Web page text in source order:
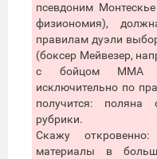
псевдоним
физиономия),
правилам дуэли
(боксер Мейвезер,
с бойцом ММА
исключительно по
получится: поляна
рубрики.
Скажу
материалы в